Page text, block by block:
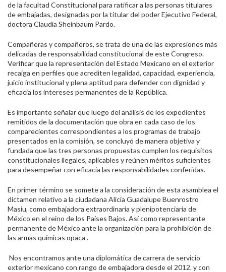
de la facultad Constitucional para ratificar a las personas titulares
de embajadas, designadas por la titular del poder Ejecutivo Federal,
doctora Claudia Sheinbaum Pardo.
Compañeras y compañeros, se trata de una de las expresiones más
delicadas de responsabilidad constitucional de este Congreso.
Verificar que la representación del Estado Mexicano en el exterior
recaiga en perfiles que acrediten legalidad, capacidad, experiencia,
juicio institucional y plena aptitud para defender con dignidad y
eficacia los intereses permanentes de la República.
Es importante señalar que luego del análisis de los expedientes
remitidos de la documentación que obra en cada caso de los
comparecientes correspondientes a los programas de trabajo
presentados en la comisión, se concluyó de manera objetiva y
fundada que las tres personas propuestas cumplen los requisitos
constitucionales ilegales, aplicables y reúnen méritos suficientes
para desempeñar con eficacia las responsabilidades conferidas.
En primer término se somete a la consideración de esta asamblea el
dictamen relativo a la ciudadana Alicia Guadalupe Buenrostro
Masiu, como embajadora extraordinaria y plenipotenciaria de
México en el reino de los Países Bajos. Así como representante
permanente de México ante la organización para la prohibición de
las armas químicas opaca .
Nos encontramos ante una diplomática de carrera de servicio
exterior mexicano con rango de embajadora desde el 2012. y con